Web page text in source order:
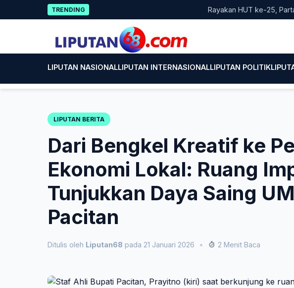
to
TRENDING Rayakan HUT ke-25, Partai
LIPUTAN NASIONALLIPUTAN INTERNASIONALLIPUTAN POLITIK
LIPUTAN BERITA
Dari Bengkel Kreatif ke
Ekonomi Lokal: Ruang
Tunjukkan Daya Saing
Pacitan
Ditulis oleh Liputan68 pada 21 Januari 2026 • 2 Menit Baca